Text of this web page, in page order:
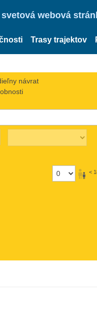
webová
Trasy trajektov
návrat
<